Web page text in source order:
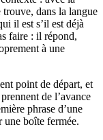
dans la langue
il est s’il est déjà
faire : il répond,
à une
point de départ, et
de l’avance
phrase d’une
une boîte fermée.